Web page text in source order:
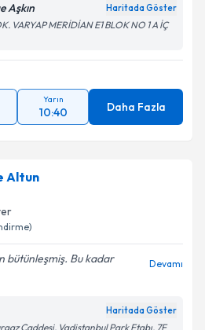
Aşkın Haritada Göster
VARYAP MERİDİAN E1 BLOK NO 1 A İÇ
Yarın
10:40 Daha Fazla
Altun
bütünleşmiş. Bu kadar
Devamı
Haritada Göster
Caddesi, Vadistanbul Park Etabı, 7F